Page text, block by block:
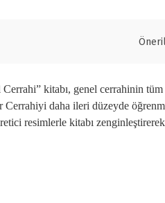
kitabı, genel cerrahinin tüm
Cerrahiyi daha ileri düzeyde
resimlerle kitabı zenginleştirerek